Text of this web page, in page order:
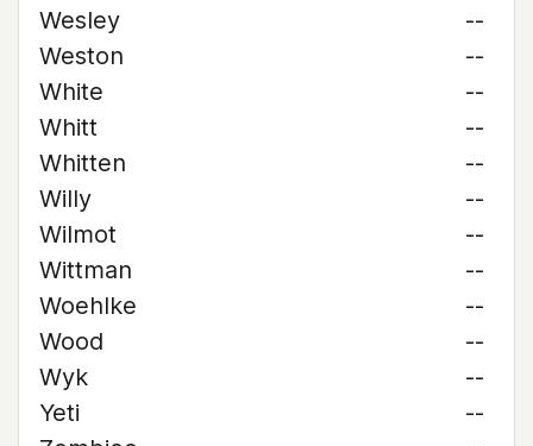
Wesley
--
Weston
--
White
--
Whitt
--
Whitten
--
Willy
--
Wilmot
--
Wittman
--
Woehlke
--
Wood
--
Wyk
--
Yeti
--